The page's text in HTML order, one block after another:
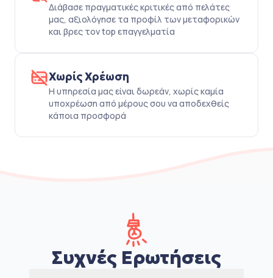
Διάβασε πραγματικές κριτικές από πελάτες
μας, αξιολόγησε τα προφίλ των μεταφορικών
και βρες τον top επαγγελματία
Χωρίς Χρέωση
Η υπηρεσία μας είναι δωρεάν, χωρίς καμία
υποχρέωση από μέρους σου να αποδεχθείς
κάποια προσφορά
Συχνές Ερωτήσεις